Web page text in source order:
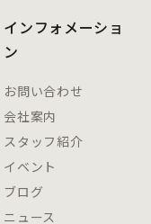
インフォメーショ
ン
お問い合わせ
会社案内
スタッフ紹介
イベント
ブログ
ニュース